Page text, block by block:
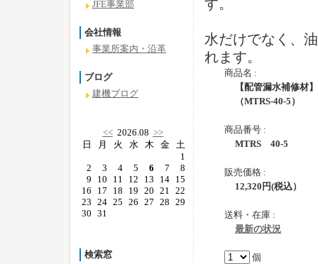
JFE事業部
会社情報
事業所案内・沿革
ブログ
建機ブログ
<<2026.08 >>
日
2
9
16
23
30
月
3
10
17
24
31
火
4
11
18
25
水
5
12
19
26
木
6
13
20
27
金
7
14
21
28
土
1
8
15
22
29
検索窓
す。
水だけでなく、
れます。
商品名 :
【配管漏水補修材
（MTRS-40-5）
商品番号 :
MTRS 40-5
販売価格 :
12,320 円(税込）
送料・在庫 :
最新の状況
個